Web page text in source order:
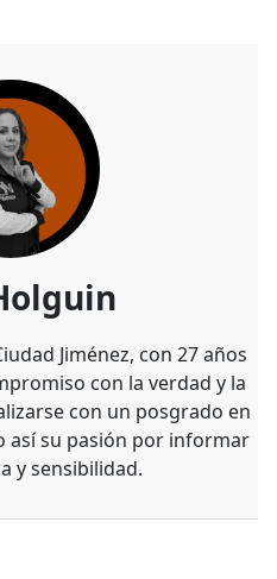
Jiménez, con 27 años
con la verdad y la
con un posgrado en
así su pasión por informar
y sensibilidad.